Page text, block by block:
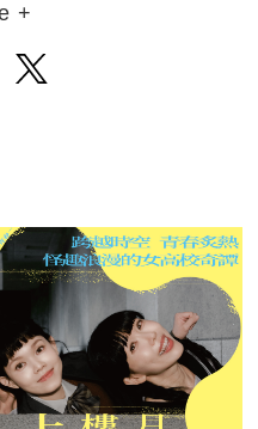
+
窗分享至facebook
新視窗分享至line
另開新視窗分享至